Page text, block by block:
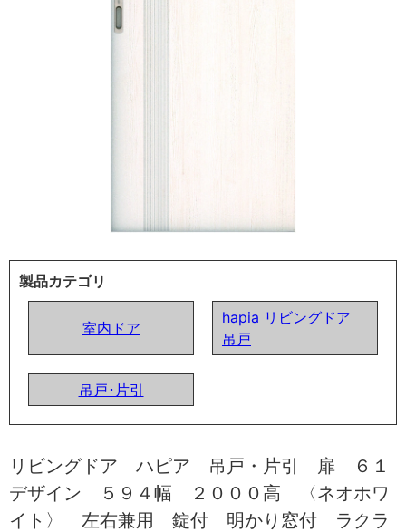
製品カテゴリ
室内ドア
hapia リビングドア
吊戸
吊戸･片引
リビングドア ハピア 吊戸・片引 扉 ６１
デザイン ５９４幅 ２０００高 〈ネオホワ
イト〉 左右兼用 錠付 明かり窓付 ラクラ